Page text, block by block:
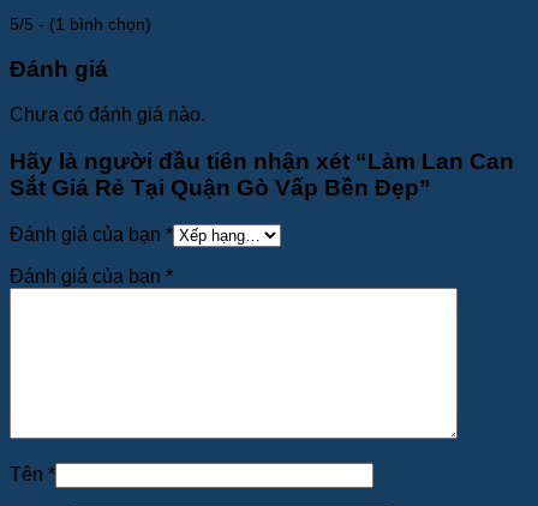
5/5 - (1 bình chọn)
Đánh giá
Chưa có đánh giá nào.
Hãy là người đầu tiên nhận xét “Làm Lan Can
Sắt Giá Rẻ Tại Quận Gò Vấp Bền Đẹp”
Đánh giá của bạn *
Đánh giá của bạn *
Tên *